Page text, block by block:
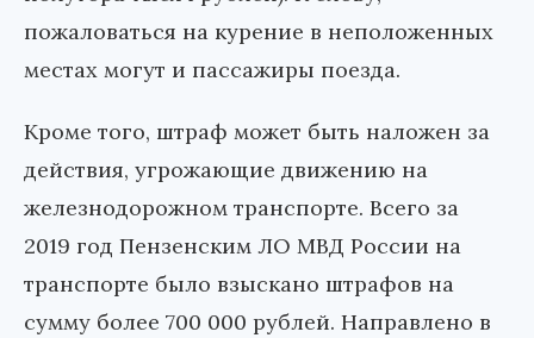
пожаловаться на курение в неположенных
местах могут и пассажиры поезда.
Кроме того, штраф может быть наложен за
действия, угрожающие движению на
железнодорожном транспорте. Всего за
2019 год Пензенским ЛО МВД России на
транспорте было взыскано штрафов на
сумму более 700 000 рублей. Направлено в